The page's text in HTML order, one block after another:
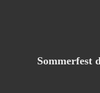
Sommerfest